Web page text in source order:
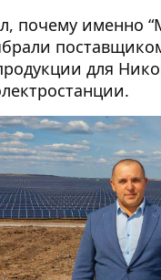
почему именно
для